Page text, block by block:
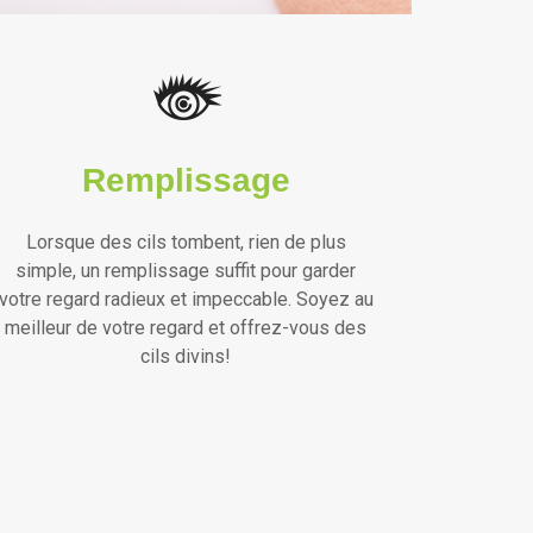
Remplissage
Lorsque des cils tombent, rien de plus
simple, un remplissage suffit pour garder
regard radieux et impeccable. Soyez au
meilleur de votre regard et offrez-vous des
cils divins!